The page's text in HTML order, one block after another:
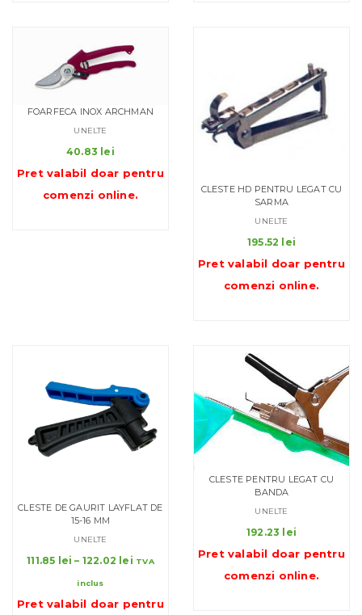
FOARFECA INOX ARCHMAN
UNELTE
40.83 lei
Pret valabil doar pentru
comenzi online.
CLESTE HD PENTRU LEGAT CU
SARMA
UNELTE
195.52 lei
Pret valabil doar pentru
comenzi online.
CLESTE DE GAURIT LAYFLAT DE
15-16 MM
UNELTE
111.85 lei – 122.02 leiInterval
111.85 lei
TVA
inclus
Pret valabil doar pentru
CLESTE PENTRU LEGAT CU
BANDA
UNELTE
192.23 lei
Pret valabil doar pentru
comenzi online.